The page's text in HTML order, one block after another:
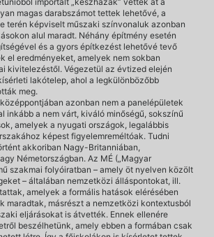
magas darabszámot tettek lehetővé, a
terén képviselt műszaki színvonaluk azonban
alul maradt. Néhány építmény esetén
és a gyors építkezést lehetővé tevő
el eredményeket, amelyek nem sokban
kivitelezéstől. Végezetül az évtized elején
lakótelep, ahol a legkülönbözőbb
meg.
azonban nem a panelépületek
inkább a nem várt, kiváló minőségű, sokszínű
amelyek a nyugati országok, legalábbis
képest figyelemreméltóak. Tudni
akkoriban Nagy-Britanniában,
Németországban. Az MÉ („Magyar
szakmai folyóiratban – amely öt nyelven közölt
– általában nemzetközi álláspontokat, ill.
amelyek a formális hatások elérésében
maradtak, másrészt a nemzetközi kontextusból
eljárásokat is átvették. Ennek ellenére
beszélhetünk, amely ebben a formában csak